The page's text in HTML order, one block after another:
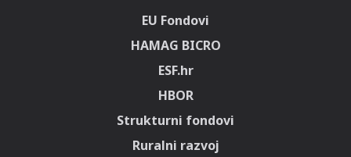
EU Fondovi
HAMAG BICRO
ESF.hr
HBOR
Strukturni fondovi
Ruralni razvoj